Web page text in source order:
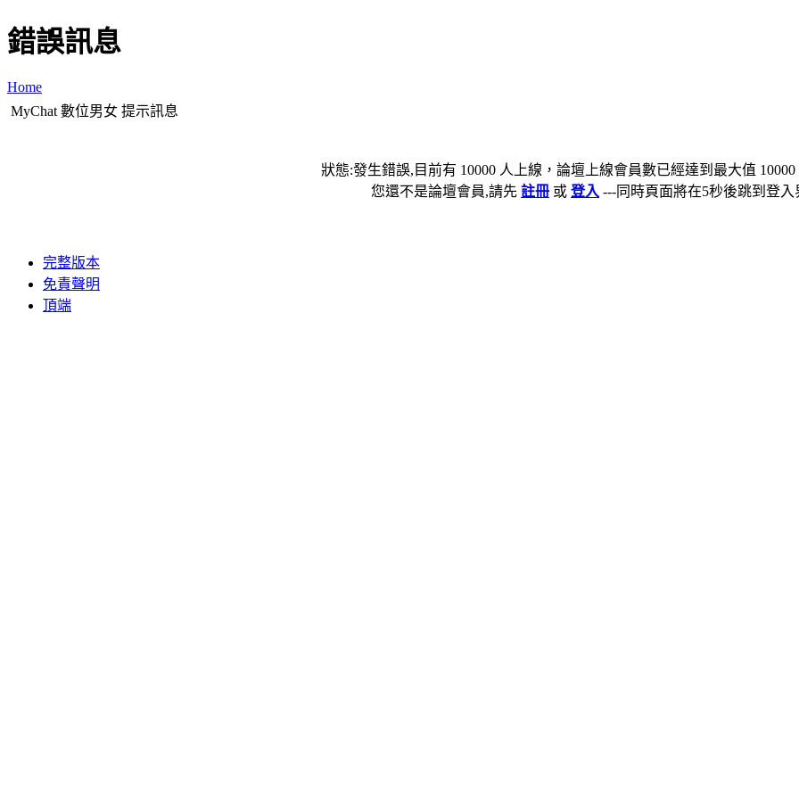
錯誤訊息
Home
MyChat 數位男女 提示訊息
狀態:發生錯誤,目前有 10000 人上線，論壇上線會員數已經達到最大值
您還不是論壇會員,請先 註冊 或 登入 ---同時頁面將在5秒後跳到登入
完整版本
免責聲明
頂端